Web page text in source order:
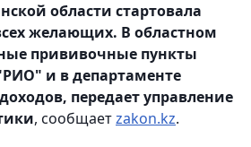
области стартовала
желающих. В областном
прививочные пункты
и в департаменте
передает управление
, сообщаетzakon.kz.